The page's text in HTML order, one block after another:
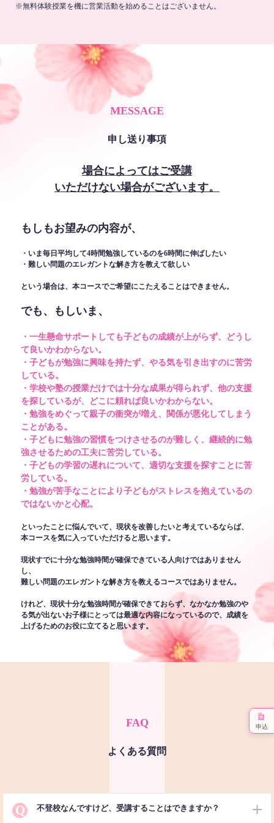
※無料体験授業を機に営業活動を始めることはございません。
MESSAGE
申し送り事項
場合によってはご受講
いただけない場合がございます。
もしもお望みの内容が、
・いま毎日平均して4時間勉強しているのを6時間に伸ばしたい
・難しい問題のエレガントな解き方を教えて欲しい
という場合は、本コースでご希望にこたえることはできません。
でも、もしいま、
・一生懸命サポートしても子どもの成績が上がらず、どうし
て良いかわからない。
・子どもが勉強に興味を持たず、やる気を引き出すのに苦労
している。
・学校や塾の授業だけでは十分な成果が得られず、他の支援
を探しているが、どこに頼れば良いかわからない。
・勉強をめぐって親子の衝突が増え、関係が悪化してしまう
ことがある。
・子どもに勉強の習慣をつけさせるのが難しく、継続的に勉
強させるための工夫に苦労している。
・子どもの学習の遅れについて、適切な支援を探すことに苦
労している。
・勉強が苦手なことにより子どもがストレスを抱えているの
ではないかと心配。
といったことに悩んでいて、現状を改善したいと考えているならば、
本コースを気に入っていただけると思います。
現状すでに十分な勉強時間が確保できている人向けではありません
し、
難しい問題のエレガントな解き方を教えるコースではありません。
けれど、現状十分な勉強時間が確保できておらず、なかなか勉強のや
る気が出ないお子様にとっては最適な内容になっているので、成績を
上げるためのお役に立てると思います。
FAQ
よくある質問
Q 不登校なんですけど、受講することはできますか？
申込